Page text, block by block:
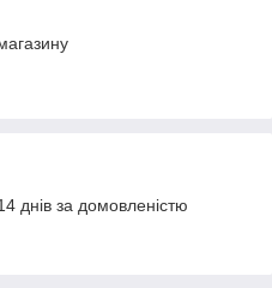
днів за домовленістю